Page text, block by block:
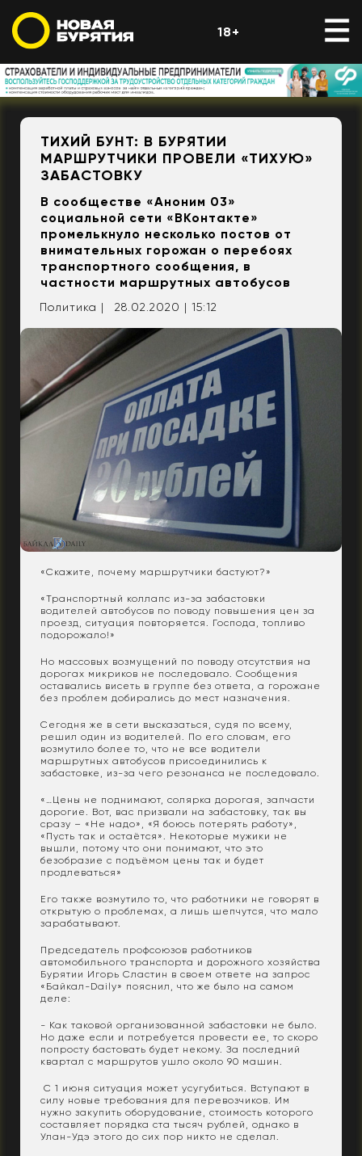
18+
ТИХИЙ БУНТ: В БУРЯТИИ
МАРШРУТЧИКИ ПРОВЕЛИ «ТИХУЮ»
ЗАБАСТОВКУ
В сообществе «Аноним 03»
социальной сети «ВКонтакте»
промелькнуло несколько постов от
внимательных горожан о перебоях
транспортного сообщения, в
частности маршрутных автобусов
Политика | 28.02.2020 | 15:12
«Скажите, почему маршрутчики бастуют?»
«Транспортный коллапс из-за забастовки
водителей автобусов по поводу повышения цен за
проезд, ситуация повторяется. Господа, топливо
подорожало!»
Но массовых возмущений по поводу отсутствия на
дорогах микриков не последовало. Сообщения
оставались висеть в группе без ответа, а горожане
без проблем добирались до мест назначения.
Сегодня же в сети высказаться, судя по всему,
решил один из водителей. По его словам, его
возмутило более то, что не все водители
маршрутных автобусов присоединились к
забастовке, из-за чего резонанса не последовало.
«…Цены не поднимают, солярка дорогая, запчасти
дорогие. Вот, вас призвали на забастовку, так вы
сразу – «Не надо», «Я боюсь потерять работу»,
«Пусть так и остаётся». Некоторые мужики не
вышли, потому что они понимают, что это
безобразие с подъёмом цены так и будет
продлеваться»
Его также возмутило то, что работники не говорят в
открытую о проблемах, а лишь шепчутся, что мало
зарабатывают.
Председатель профсоюзов работников
автомобильного транспорта и дорожного хозяйства
Бурятии Игорь Сластин в своем ответе на запрос
«Байкал-Daily» пояснил, что же было на самом
деле:
- Как таковой организованной забастовки не было.
Но даже если и потребуется провести ее, то скоро
попросту бастовать будет некому. За последний
квартал с маршрутов ушло около 90 машин.
С 1 июня ситуация может усугубиться. Вступают в
силу новые требования для перевозчиков. Им
нужно закупить оборудование, стоимость которого
составляет порядка ста тысяч рублей, однако в
Улан-Удэ этого до сих пор никто не сделал.